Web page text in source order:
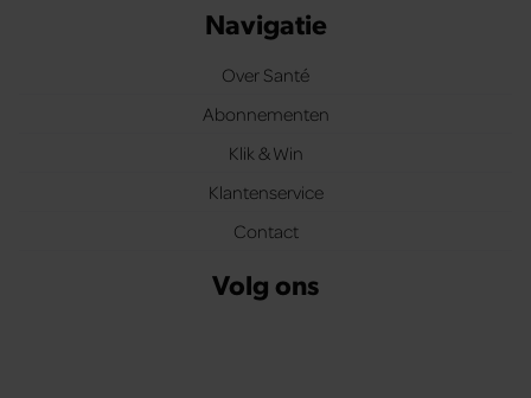
Navigatie
Over Santé
Abonnementen
Klik & Win
Klantenservice
Contact
Volg ons